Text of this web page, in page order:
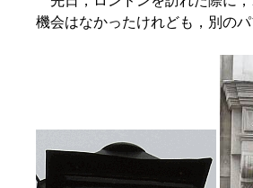
機会はなかったけれども，別の